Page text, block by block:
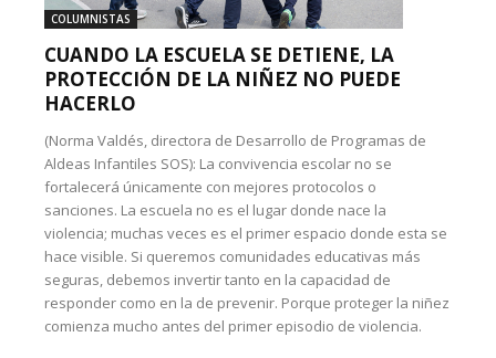
COLUMNISTAS
CUANDO LA ESCUELA SE DETIENE, LA
PROTECCIÓN DE LA NIÑEZ NO PUEDE
HACERLO
(Norma Valdés, directora de Desarrollo de Programas de
Aldeas Infantiles SOS): La convivencia escolar no se
fortalecerá únicamente con mejores protocolos o
sanciones. La escuela no es el lugar donde nace la
violencia; muchas veces es el primer espacio donde esta se
hace visible. Si queremos comunidades educativas más
seguras, debemos invertir tanto en la capacidad de
responder como en la de prevenir. Porque proteger la niñez
comienza mucho antes del primer episodio de violencia.